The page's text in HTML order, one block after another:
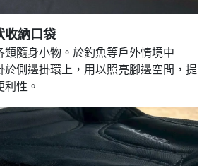
收納口袋
類隨身小物。於釣魚等戶外情境中
於側邊掛環上，用以照亮腳邊空間，提
性。